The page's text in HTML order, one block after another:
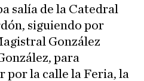
salía de la Catedral
siguiendo por
González
para
la calle la Feria, la